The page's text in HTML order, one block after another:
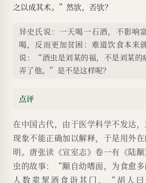
之以成其术。”然欤，否欤？
异史氏说：一天喝一石酒，不影响
喝，反而更加贫困：难道饮食本来
说：“酒虫是刘某的福，不是刘某的
弄了他。”是不是这样呢？
点评
在中国古代，由于医学科学不发达
现象不能正确加以解释，于是用外
明。唐张读《宣室志》卷一有《陆
虫的故事：“颙自幼嗜面，为食愈
人数辈挈酒食诣其门，“胡人